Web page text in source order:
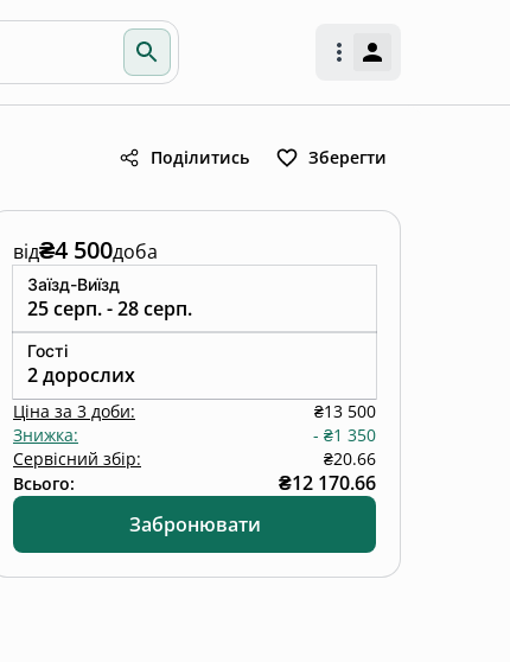
Поділитись Зберегти
від₴4 500доба
Заїзд-Виїзд
25 серп. - 28 серп.
Гості
2 дорослих
Ціна за 3 доби:
₴13 500
Знижка: - ₴1 350
Сервісний збір:
₴20.66
Всього:
₴12 170.66
Забронювати